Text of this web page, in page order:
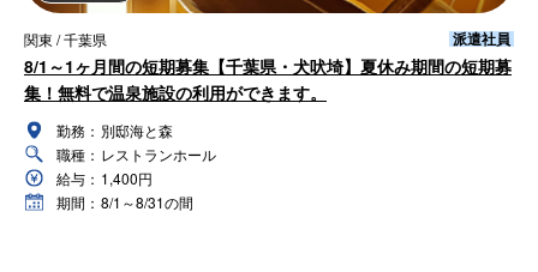
関東 / 千葉県 派遣社員
8/1～1ヶ月間の短期募集【千葉県・犬吠埼】夏休み期間の短期募
集！無料で温泉施設の利用ができます。
勤務： 別邸海と森
職種： レストランホール
給与： 1,400円
期間： 8/1～8/31の間